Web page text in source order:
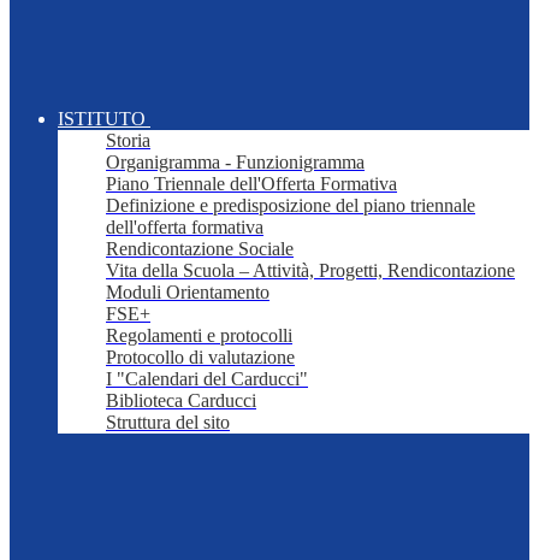
ISTITUTO
Storia
Organigramma - Funzionigramma
Piano Triennale dell'Offerta Formativa
Definizione e predisposizione del piano triennale
dell'offerta formativa
Rendicontazione Sociale
Vita della Scuola – Attività, Progetti, Rendicontazione
Moduli Orientamento
FSE+
Regolamenti e protocolli
Protocollo di valutazione
I "Calendari del Carducci"
Biblioteca Carducci
Struttura del sito